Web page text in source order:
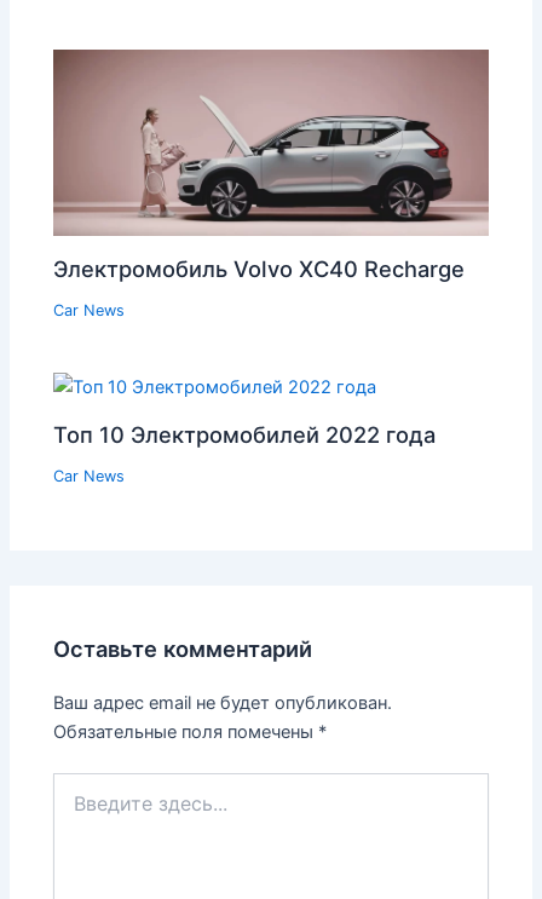
Электромобиль Volvo XC40 Recharge
Car News
Топ 10 Электромобилей 2022 года
Car News
Оставьте комментарий
Ваш адрес email не будет опубликован.
Обязательные поля помечены *
здесь...